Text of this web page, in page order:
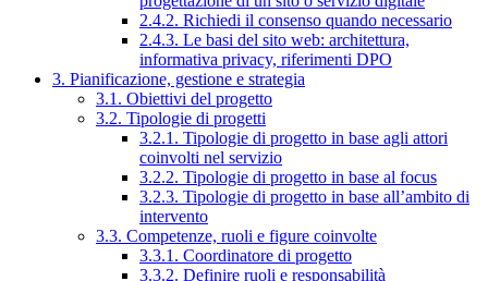
2.4.2. Richiedi il consenso quando necessario
2.4.3. Le basi del sito web: architettura,
informativa privacy, riferimenti DPO
3. Pianificazione, gestione e strategia
3.1. Obiettivi del progetto
3.2. Tipologie di progetti
3.2.1. Tipologie di progetto in base agli attori
coinvolti nel servizio
3.2.2. Tipologie di progetto in base al focus
3.2.3. Tipologie di progetto in base all’ambito di
intervento
3.3. Competenze, ruoli e figure coinvolte
3.3.1. Coordinatore di progetto
3.3.2. Definire ruoli e responsabilità